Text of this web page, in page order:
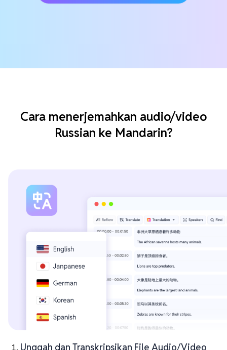
Cara menerjemahkan audio/video
Russian ke Mandarin?
Unggah dan Transkripsikan File Audio/Video